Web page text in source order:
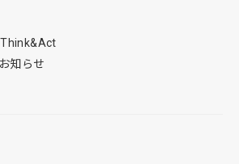
知らせ